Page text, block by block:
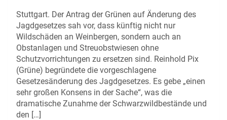
Stuttgart. Der Antrag der Grünen auf Änderung des
Jagdgesetzes sah vor, dass künftig nicht nur
Wildschäden an Weinbergen, sondern auch an
Obstanlagen und Streuobstwiesen ohne
Schutzvorrichtungen zu ersetzen sind. Reinhold Pix
(Grüne) begründete die vorgeschlagene
Gesetzesänderung des Jagdgesetzes. Es gebe „einen
sehr großen Konsens in der Sache“, was die
dramatische Zunahme der Schwarzwildbestände und
den […]